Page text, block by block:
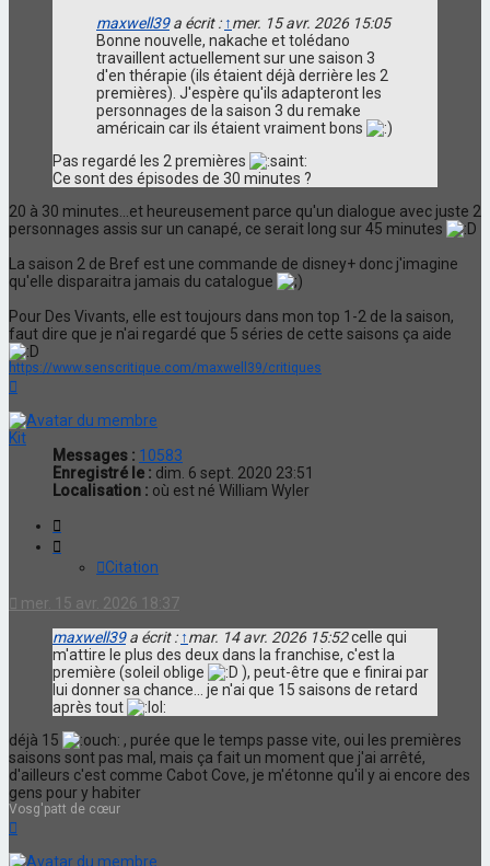
maxwell39a écrit : ↑mer. 15 avr. 2026 15:05
Bonne nouvelle, nakache et tolédano
travaillent actuellement sur une saison 3
d'en thérapie (ils étaient déjà derrière les 2
premières). J'espère qu'ils adapteront les
personnages de la saison 3 du remake
américain car ils étaient vraiment bons
Pas regardé les 2 premières
Ce sont des épisodes de 30 minutes ?
20 à 30 minutes...et heureusement parce qu'un dialogue avec juste 2
personnages assis sur un canapé, ce serait long sur 45 minutes
La saison 2 de Bref est une commande de disney+ donc j'imagine
qu'elle disparaitra jamais du catalogue
Pour Des Vivants, elle est toujours dans mon top 1-2 de la saison,
faut dire que je n'ai regardé que 5 séries de cette saisons ça aide
https://www.senscritique.com/maxwell39/critiques
Kit
Messages : 10583
Enregistré le : dim. 6 sept. 2020 23:51
Localisation : où est né William Wyler
Citation
mer. 15 avr. 2026 18:37
maxwell39a écrit : ↑mar. 14 avr. 2026 15:52celle qui
m'attire le plus des deux dans la franchise, c'est la
première (soleil oblige
), peut-être que e finirai par
lui donner sa chance... je n'ai que 15 saisons de retard
après tout
déjà 15
, purée que le temps passe vite, oui les premières
saisons sont pas mal, mais ça fait un moment que j'ai arrêté,
d'ailleurs c'est comme Cabot Cove, je m'étonne qu'il y ai encore des
gens pour y habiter
Vosg'patt de cœur